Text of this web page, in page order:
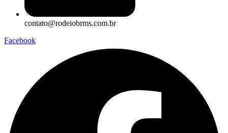
contato@rodeiobrms.com.br
Facebook